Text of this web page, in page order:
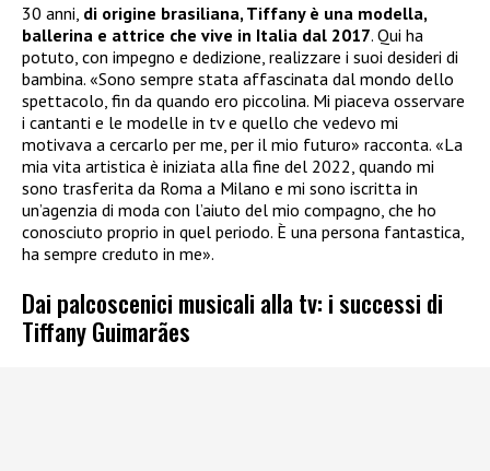
30 anni, di origine brasiliana, Tiffany è una modella,
ballerina e attrice che vive in Italia dal 2017. Qui ha
potuto, con impegno e dedizione, realizzare i suoi desideri di
bambina. «Sono sempre stata affascinata dal mondo dello
spettacolo, fin da quando ero piccolina. Mi piaceva osservare
i cantanti e le modelle in tv e quello che vedevo mi
motivava a cercarlo per me, per il mio futuro» racconta. «La
mia vita artistica è iniziata alla fine del 2022, quando mi
sono trasferita da Roma a Milano e mi sono iscritta in
un’agenzia di moda con l’aiuto del mio compagno, che ho
conosciuto proprio in quel periodo. È una persona fantastica,
ha sempre creduto in me».
Dai palcoscenici musicali alla tv: i successi di
Tiffany Guimarães